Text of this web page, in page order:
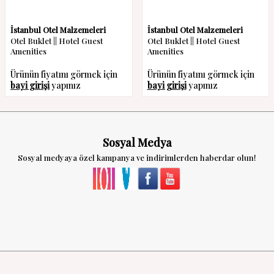
İstanbul Otel Malzemeleri
Otel Buklet || Hotel Guest
Amenities
Ürünün fiyatını görmek için
bayi girişiyapınız
İstanbul Otel Malzemeleri
Otel Buklet || Hotel Guest
Amenities
Ürünün fiyatını görmek için
bayi girişiyapınız
Sosyal Medya
Sosyal medyaya özel kampanya ve indirimlerden haberdar olun!